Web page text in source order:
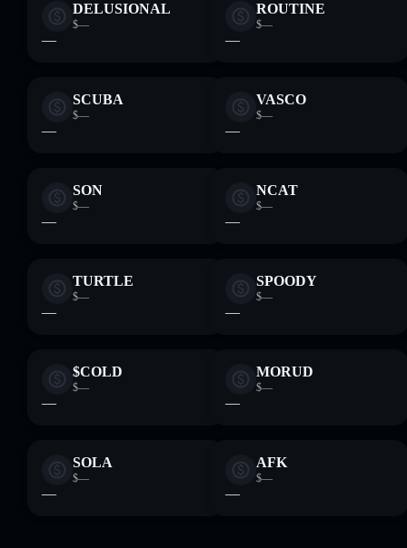
DELUSIONAL
$—
—
ROUTINE
$—
—
SCUBA
$—
—
VASCO
$—
—
SON
$—
—
NCAT
$—
—
TURTLE
$—
—
SPOODY
$—
—
$COLD
$—
—
MORUD
$—
—
SOLA
$—
—
AFK
$—
—